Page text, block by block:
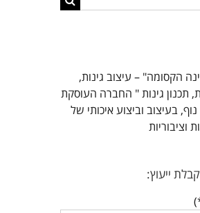
הקסומה" – עיצוב גינות,
תכנון גינות " החברה העוסקת
בעיצוב וביצוע איכותי של
וציבוריות
ייעוץ: